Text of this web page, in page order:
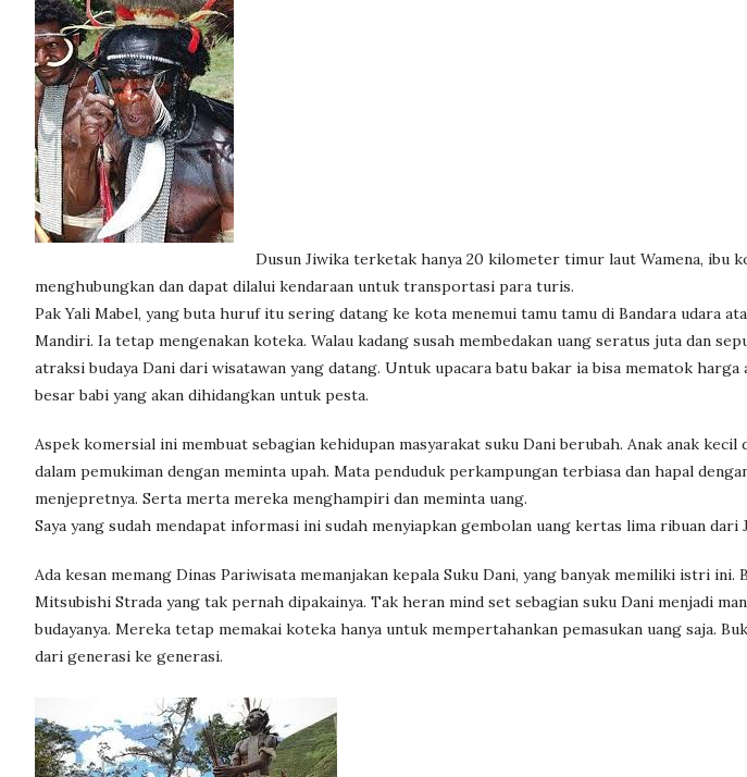
Dusun Jiwika terketak hanya 20 kilometer timur laut Wamena, ibu
menghubungkan dan dapat dilalui kendaraan untuk transportasi para turis.
Pak Yali Mabel, yang buta huruf itu sering datang ke kota menemui tamu tamu di Bandara udara
Mandiri. Ia tetap mengenakan koteka. Walau kadang susah membedakan uang seratus juta dan
atraksi budaya Dani dari wisatawan yang datang. Untuk upacara batu bakar ia bisa mematok
besar babi yang akan dihidangkan untuk pesta.
Aspek komersial ini membuat sebagian kehidupan masyarakat suku Dani berubah. Anak anak
dalam pemukiman dengan meminta upah. Mata penduduk perkampungan terbiasa dan hapal
menjepretnya. Serta merta mereka menghampiri dan meminta uang.
Saya yang sudah mendapat informasi ini sudah menyiapkan gembolan uang kertas lima ribuan dari
Ada kesan memang Dinas Pariwisata memanjakan kepala Suku Dani, yang banyak memiliki istri
Mitsubishi Strada yang tak pernah dipakainya. Tak heran mind set sebagian suku Dani menjadi
budayanya. Mereka tetap memakai koteka hanya untuk mempertahankan pemasukan uang saja.
dari generasi ke generasi.